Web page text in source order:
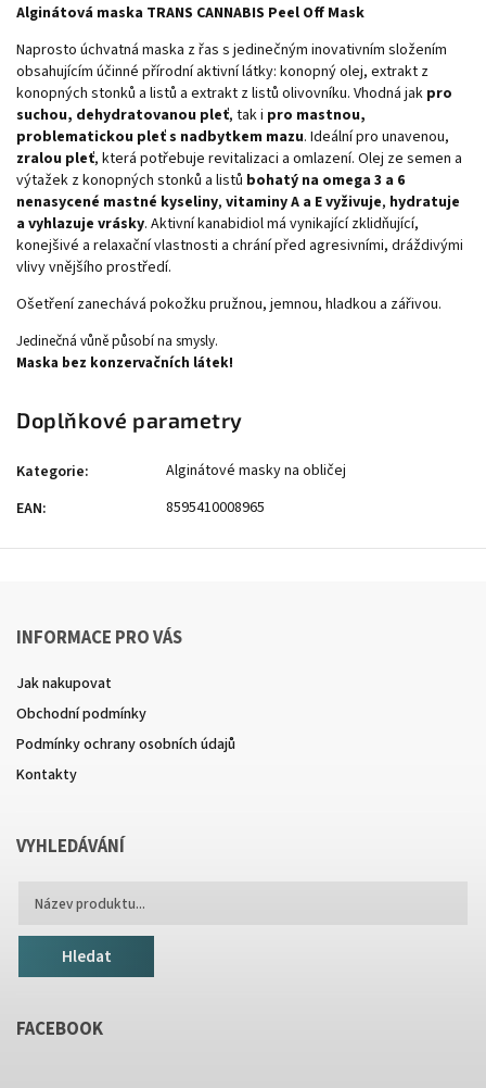
Alginátová maska TRANS CANNABIS Peel Off Mask
Naprosto úchvatná maska z řas s jedinečným inovativním složením
obsahujícím účinné přírodní aktivní látky: konopný olej, extrakt z
konopných stonků a listů a extrakt z listů olivovníku. Vhodná jak pro
suchou, dehydratovanou pleť, tak i pro mastnou,
problematickou pleť s nadbytkem mazu. Ideální pro unavenou,
zralou pleť, která potřebuje revitalizaci a omlazení. Olej ze semen a
výtažek z konopných stonků a listů bohatý na omega 3 a 6
nenasycené mastné kyseliny, vitaminy A a E vyživuje, hydratuje
a vyhlazuje vrásky. Aktivní kanabidiol má vynikající zklidňující,
konejšivé a relaxační vlastnosti a chrání před agresivními, dráždivými
vlivy vnějšího prostředí.
Ošetření zanechává pokožku pružnou, jemnou, hladkou a zářivou.
Jedinečná vůně působí na smysly.
Maska bez konzervačních látek!
Doplňkové parametry
Kategorie:
Alginátové masky na obličej
EAN: 8595410008965
INFORMACE PRO VÁS
Jak nakupovat
Obchodní podmínky
Podmínky ochrany osobních údajů
Kontakty
VYHLEDÁVÁNÍ
Hledat
FACEBOOK